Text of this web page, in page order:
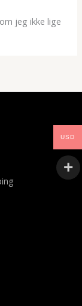
jeg ikke lige
USD